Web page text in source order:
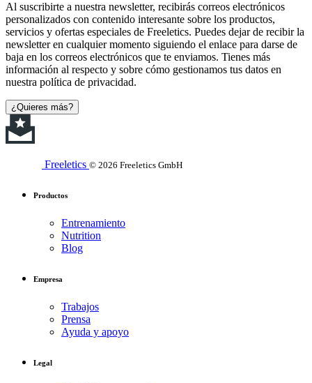
Al suscribirte a nuestra newsletter, recibirás correos electrónicos
personalizados con contenido interesante sobre los productos,
servicios y ofertas especiales de Freeletics. Puedes dejar de recibir la
newsletter en cualquier momento siguiendo el enlace para darse de
baja en los correos electrónicos que te enviamos. Tienes más
información al respecto y sobre cómo gestionamos tus datos en
nuestra política de privacidad.
¿Quieres más?
Freeletics © 2026 Freeletics GmbH
Productos
Entrenamiento
Nutrition
Blog
Empresa
Trabajos
Prensa
Ayuda y apoyo
Legal